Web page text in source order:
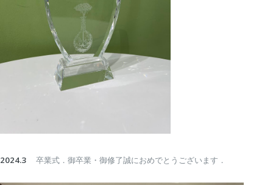
2024.3 卒業式．御卒業・御修了誠におめでとうございます．